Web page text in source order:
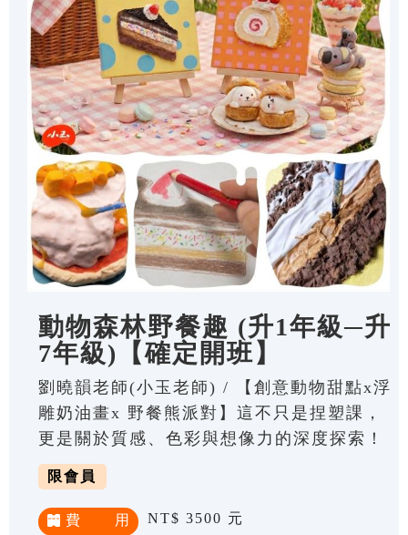
動物森林野餐趣 (升1年級─升
7年級)【確定開班】
劉曉韻老師(小玉老師) / 【創意動物甜點x浮
雕奶油畫x 野餐熊派對】這不只是捏塑課，
更是關於質感、色彩與想像力的深度探索！
限會員
費 用 NT$ 3500 元